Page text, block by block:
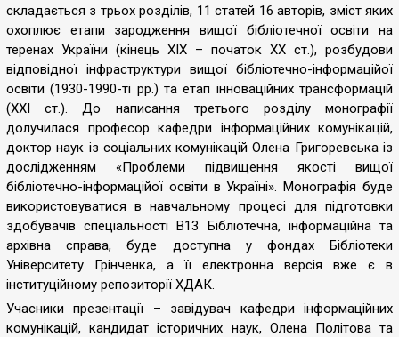
складається з трьох розділів, 11 статей 16 авторів, зміст яких
охоплює етапи зародження вищої бібліотечної освіти на
теренах України (кінець ХІХ – початок ХХ ст.), розбудови
відповідної інфраструктури вищої бібліотечно-інформаційої
освіти (1930-1990-ті рр.) та етап інноваційних трансформацій
(ХХІ ст.). До написання третього розділу монографії
долучилася професор кафедри інформаційних комунікацій,
доктор наук із соціальних комунікацій Олена Григоревська із
дослідженням «Проблеми підвищення якості вищої
бібліотечно-інформаційої освіти в Україні». Монографія буде
використовуватися в навчальному процесі для підготовки
здобувачів спеціальності В13 Бібліотечна, інформаційна та
архівна справа, буде доступна у фондах Бібліотеки
Університету Грінченка, а її електронна версія вже є в
інституційному репозиторії ХДАК.
Учасники презентації – завідувач кафедри інформаційних
комунікацій, кандидат історичних наук, Олена Політова та